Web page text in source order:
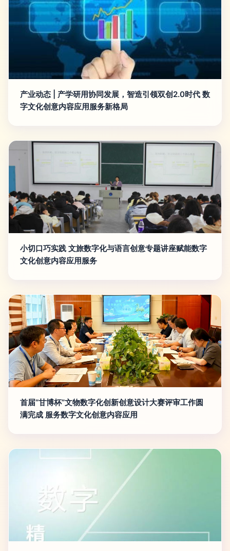
产业动态 | 产学研用协同发展，智造引领双创2.0时代 数
字文化创意内容应用服务新格局
小切口巧实践 文旅数字化与语言创意专题讲座赋能数字
文化创意内容应用服务
首届“甘博杯”文物数字化创新创意设计大赛评审工作圆
满完成 服务数字文化创意内容应用